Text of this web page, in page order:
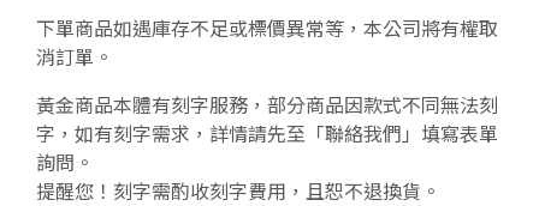
下單商品如遇庫存不足或標價異常等，本公司將有權取
消訂單。
黃金商品本體有刻字服務，部分商品因款式不同無法刻
字，如有刻字需求，詳情請先至「聯絡我們」填寫表單
詢問。
提醒您！刻字需酌收刻字費用，且恕不退換貨。